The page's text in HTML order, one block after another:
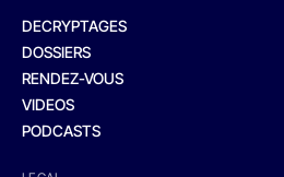
DECRYPTAGES
DOSSIERS
RENDEZ-VOUS
VIDEOS
PODCASTS